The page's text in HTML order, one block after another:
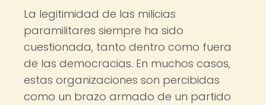
La legitimidad de las milicias
paramilitares siempre ha sido
cuestionada, tanto dentro como fuera
de las democracias. En muchos casos,
estas organizaciones son percibidas
como un brazo armado de un partido